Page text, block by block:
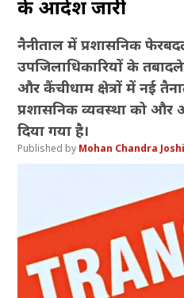
के आदेश जारी
नैनीताल में प्रशासनिक
उपजिलाधिकारियों के तबादले
और कैंचीधाम क्षेत्रों में नई
प्रशासनिक व्यवस्था को और
दिया गया है।
Mohan Chandra Joshi